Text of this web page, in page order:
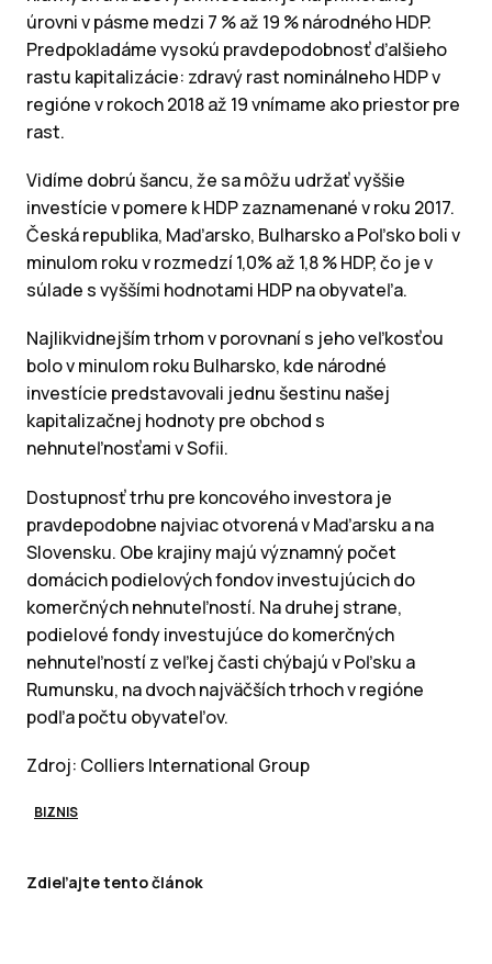
úrovni v pásme medzi 7 % až 19 % národného HDP.
Predpokladáme vysokú pravdepodobnosť ďalšieho
rastu kapitalizácie: zdravý rast nominálneho HDP v
regióne v rokoch 2018 až 19 vnímame ako priestor pre
rast.
Vidíme dobrú šancu, že sa môžu udržať vyššie
investície v pomere k HDP zaznamenané v roku 2017.
Česká republika, Maďarsko, Bulharsko a Poľsko boli v
minulom roku v rozmedzí 1,0% až 1,8 % HDP, čo je v
súlade s vyššími hodnotami HDP na obyvateľa.
Najlikvidnejším trhom v porovnaní s jeho veľkosťou
bolo v minulom roku Bulharsko, kde národné
investície predstavovali jednu šestinu našej
kapitalizačnej hodnoty pre obchod s
nehnuteľnosťami v Sofii.
Dostupnosť trhu pre koncového investora je
pravdepodobne najviac otvorená v Maďarsku a na
Slovensku. Obe krajiny majú významný počet
domácich podielových fondov investujúcich do
komerčných nehnuteľností. Na druhej strane,
podielové fondy investujúce do komerčných
nehnuteľností z veľkej časti chýbajú v Poľsku a
Rumunsku, na dvoch najväčších trhoch v regióne
podľa počtu obyvateľov.
Zdroj: Colliers International Group
BIZNIS
Zdieľajte tento článok